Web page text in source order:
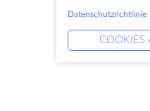
Datenschutzrichtlinie
COOKIES